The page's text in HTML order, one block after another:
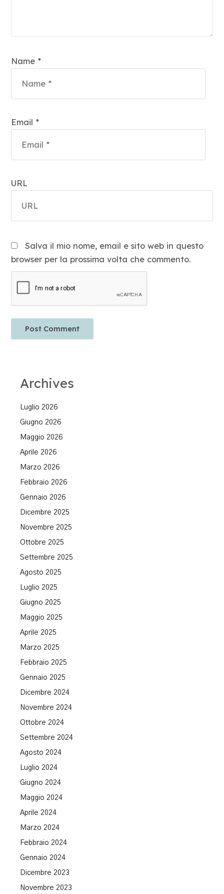
Name *
Email *
URL
Salva il mio nome, email e sito web in questo
browser per la prossima volta che commento.
Archives
Luglio 2026
Giugno 2026
Maggio 2026
Aprile 2026
Marzo 2026
Febbraio 2026
Gennaio 2026
Dicembre 2025
Novembre 2025
Ottobre 2025
Settembre 2025
Agosto 2025
Luglio 2025
Giugno 2025
Maggio 2025
Aprile 2025
Marzo 2025
Febbraio 2025
Gennaio 2025
Dicembre 2024
Novembre 2024
Ottobre 2024
Settembre 2024
Agosto 2024
Luglio 2024
Giugno 2024
Maggio 2024
Aprile 2024
Marzo 2024
Febbraio 2024
Gennaio 2024
Dicembre 2023
Novembre 2023